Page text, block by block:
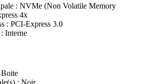
: NVMe (Non Volatile Memory
4x
: PCI-Express 3.0
Interne
: Noir